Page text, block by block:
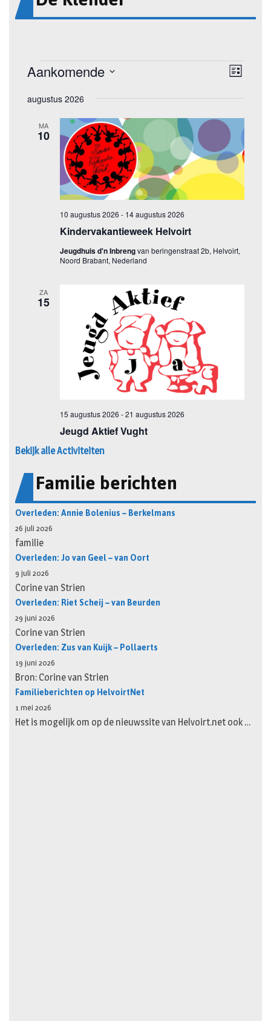
Bekijk alle Activiteiten
Familie berichten
Overleden: Annie Bolenius – Berkelmans
26 juli 2026
familie
Overleden: Jo van Geel – van Oort
9 juli 2026
Corine van Strien
Overleden: Riet Scheij – van Beurden
29 juni 2026
Corine van Strien
Overleden: Zus van Kuijk – Pollaerts
19 juni 2026
Bron: Corine van Strien
Familieberichten op HelvoirtNet
1 mei 2026
Het is mogelijk om op de nieuwssite van Helvoirt.net ook …